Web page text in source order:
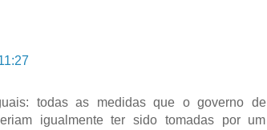
todas as medidas que o governo de
igualmente ter sido tomadas por um